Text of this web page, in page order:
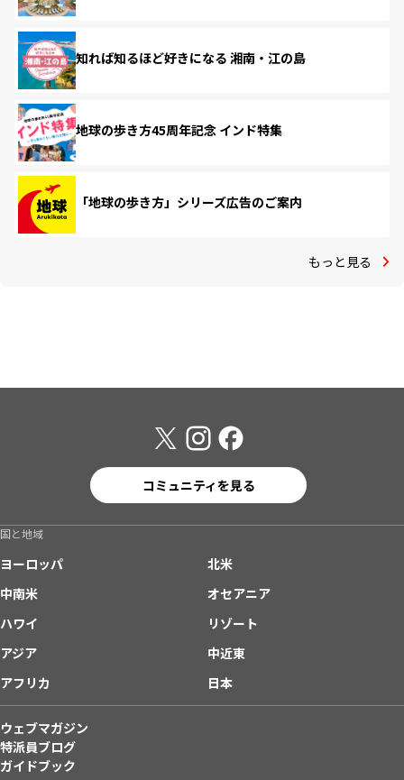
知れば知るほど好きになる 湘南・江の島
地球の歩き方45周年記念 インド特集
「地球の歩き方」シリーズ広告のご案内
もっと見る
コミュニティを見る
国と地域
ヨーロッパ
北米
中南米
オセアニア
ハワイ
リゾート
アジア
中近東
アフリカ
日本
ウェブマガジン
特派員ブログ
ガイドブック